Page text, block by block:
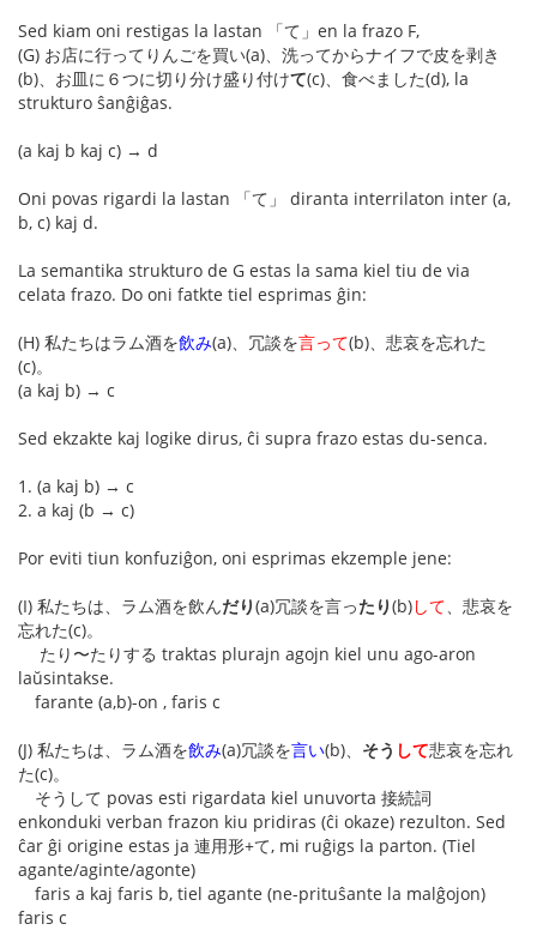
Sed kiam oni restigas la lastan 「て」en la frazo F,
(G) お店に行ってりんごを買い(a)、洗ってからナイフで皮を剥き
(b)、お皿に６つに切り分け盛り付けて(c)、食べました(d), la
strukturo ŝanĝiĝas.
(a kaj b kaj c) → d
Oni povas rigardi la lastan 「て」 diranta interrilaton inter (a,
b, c) kaj d.
La semantika strukturo de G estas la sama kiel tiu de via
celata frazo. Do oni fatkte tiel esprimas ĝin:
(H) 私たちはラム酒を飲み(a)、冗談を言って(b)、悲哀を忘れた
(c)。
(a kaj b) → c
Sed ekzakte kaj logike dirus, ĉi supra frazo estas du-senca.
1. (a kaj b) → c
2. a kaj (b → c)
Por eviti tiun konfuziĝon, oni esprimas ekzemple jene:
(I) 私たちは、ラム酒を飲んだり(a)冗談を言ったり(b)して 、悲哀を
忘れた(c)。
たり〜たりする traktas plurajn agojn kiel unu ago-aron
laŭsintakse.
farante (a,b)-on , faris c
(J) 私たちは、ラム酒を飲み(a)冗談を言い(b)、 そう して悲哀を忘れ
た(c)。
そうして povas esti rigardata kiel unuvorta 接続詞
enkonduki verban frazon kiu pridiras (ĉi okaze) rezulton. Sed
ĉar ĝi origine estas ja 連用形+て, mi ruĝigs la parton. (Tiel
agante/aginte/agonte)
faris a kaj faris b, tiel agante (ne-prituŝante la malĝojon)
faris c